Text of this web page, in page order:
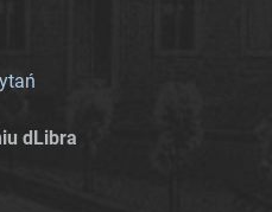
dLibra